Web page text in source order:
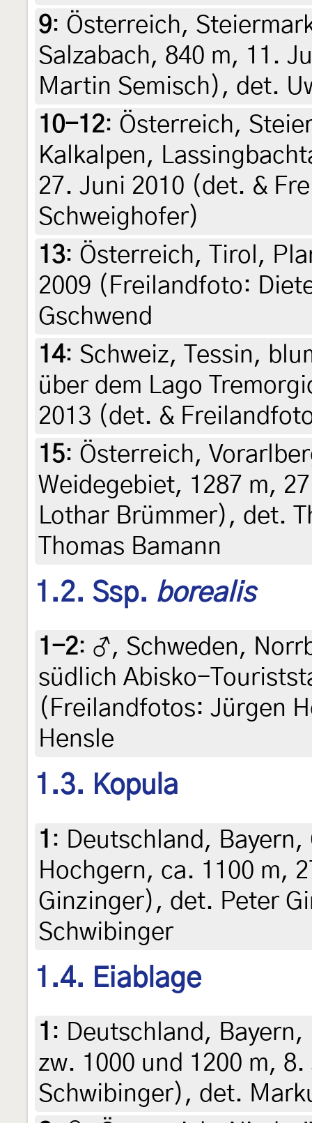
9: Österreich,
Salzabach, 840 m, 11.
Martin Semisch), det.
10-12: Österreich,
Kalkalpen,
27. Juni 2010 (det. &
Schweighofer)
13: Österreich, Tirol,
2009 (Freilandfoto:
Gschwend
14: Schweiz, Tessin,
über dem Lago
2013 (det. &
15: Österreich,
Weidegebiet, 1287 m,
Lothar Brümmer), det.
Thomas Bamann
1.2. Ssp. borealis
1-2: ♂, Schweden,
südlich Abisko-
(Freilandfotos: Jürgen
Hensle
1.3. Kopula
1 : Deutschland,
Hochgern, ca. 1100 m,
Ginzinger), det. Peter
Schwibinger
1.4. Eiablage
1 : Deutschland,
zw. 1000 und 1200 m,
Schwibinger), det.